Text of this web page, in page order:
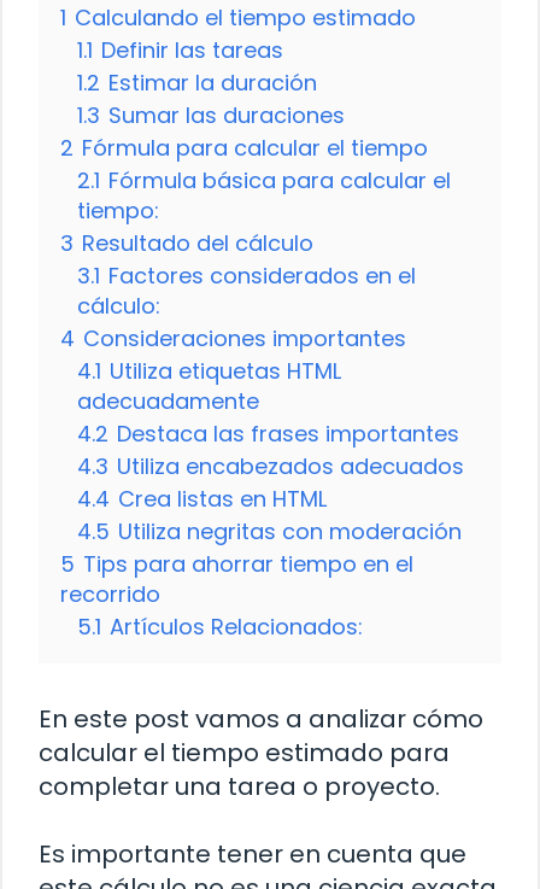
1 Calculando el tiempo estimado
1.1 Definir las tareas
1.2 Estimar la duración
1.3 Sumar las duraciones
2 Fórmula para calcular el tiempo
2.1 Fórmula básica para calcular el
tiempo:
3 Resultado del cálculo
3.1 Factores considerados en el
cálculo:
4 Consideraciones importantes
4.1 Utiliza etiquetas HTML
adecuadamente
4.2 Destaca las frases importantes
4.3 Utiliza encabezados adecuados
4.4 Crea listas en HTML
4.5 Utiliza negritas con moderación
5 Tips para ahorrar tiempo en el
recorrido
5.1 Artículos Relacionados:
En este post vamos a analizar cómo
calcular el tiempo estimado para
completar una tarea o proyecto.
Es importante tener en cuenta que